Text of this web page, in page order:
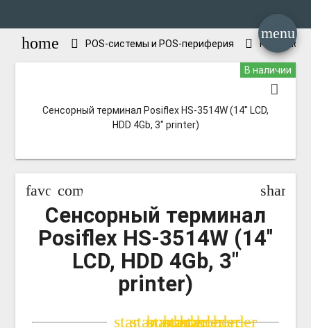
menu
home POS-системы и POS-периферия POS-
В наличии
Сенсорный терминал Posiflex HS-3514W (14'' LCD,
HDD 4Gb, 3" printer)
favorite_border
compare_arrows share
Сенсорный терминал
Posiflex HS-3514W (14''
LCD, HDD 4Gb, 3"
printer)
star_border
star_border
star_border
star_border
star_border